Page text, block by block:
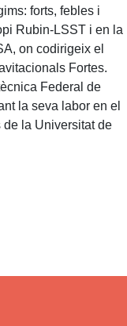
forts, febles i
Rubin-LSST i en la
on codirigeix el
Fortes.
Federal de
la seva labor en el
de la Universitat de